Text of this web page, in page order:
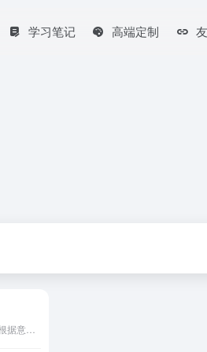
学习笔记 高端定制